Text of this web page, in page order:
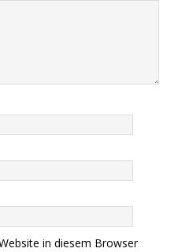
in diesem Browser